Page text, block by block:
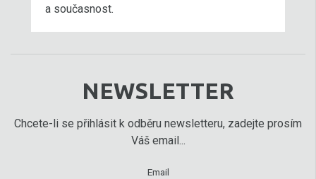
a současnost.
NEWSLETTER
Chcete-li se přihlásit k odběru newsletteru, zadejte prosím
Váš email...
Email